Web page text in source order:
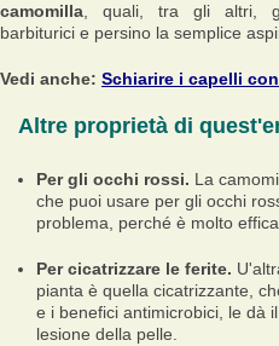
camomilla, quali, tra gli altri, gli
barbiturici e persino la semplice
Vedi anche: Schiarire i capelli
Altre proprietà di
Per gli occhi rossi. La
che puoi usare per gli occhi
problema, perché è molto
Per cicatrizzare le ferite.
pianta è quella cicatrizzante,
e i benefici antimicrobici, le dà
lesione della pelle.